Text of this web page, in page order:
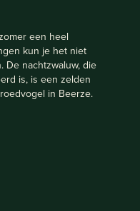
een heel
kun je het niet
De nachtzwaluw, die
is, is een zelden
in Beerze.